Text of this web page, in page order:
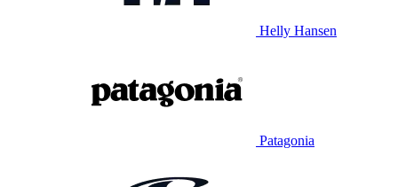
Helly Hansen
Patagonia